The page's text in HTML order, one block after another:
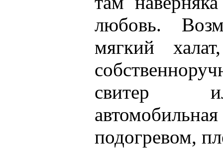
любовь.
мягкий
свитер
подогревом,